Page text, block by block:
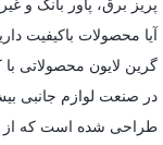
آیا محصولات باکیفیت
گرین لایون محصولاتی با
در صنعت لوازم جانبی
طراحی شده است که از